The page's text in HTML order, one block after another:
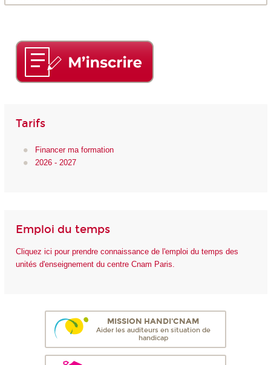
Tarifs
Financer ma formation
2026 - 2027
Emploi du temps
Cliquez ici pour prendre connaissance de l'emploi du temps des
unités d'enseignement du centre Cnam Paris.
MISSION HANDI'CNAM
Aider les auditeurs en situation de
handicap